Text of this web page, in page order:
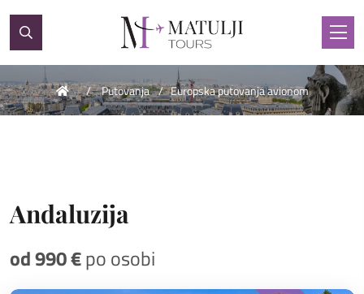
Putovanja Europska putovanja avionom
Andaluzija
od 990 €po osobi